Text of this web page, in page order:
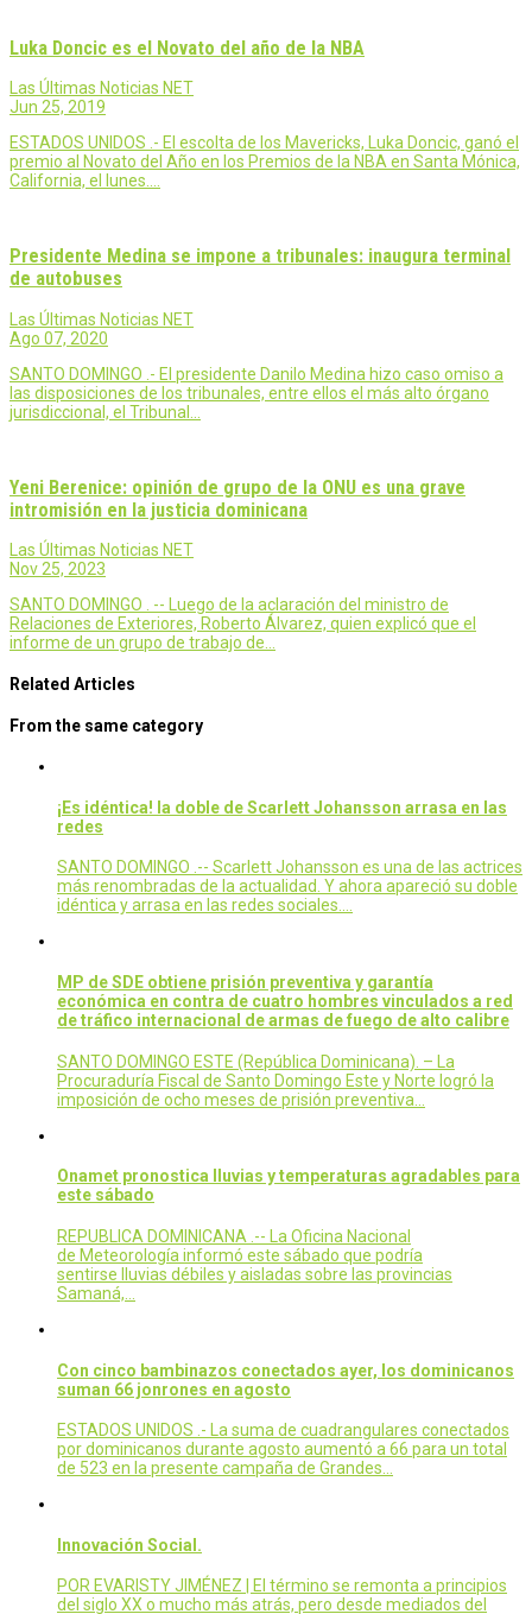
Luka Doncic es el Novato del año de la NBA
Las Últimas Noticias NET
Jun 25, 2019
ESTADOS UNIDOS .- El escolta de los Mavericks, Luka Doncic, ganó el
premio al Novato del Año en los Premios de la NBA en Santa Mónica,
California, el lunes.…
Presidente Medina se impone a tribunales: inaugura terminal
de autobuses
Las Últimas Noticias NET
Ago 07, 2020
SANTO DOMINGO .- El presidente Danilo Medina hizo caso omiso a
las disposiciones de los tribunales, entre ellos el más alto órgano
jurisdiccional, el Tribunal…
Yeni Berenice: opinión de grupo de la ONU es una grave
intromisión en la justicia dominicana
Las Últimas Noticias NET
Nov 25, 2023
SANTO DOMINGO . -- Luego de la aclaración del ministro de
Relaciones de Exteriores, Roberto Álvarez, quien explicó que el
informe de un grupo de trabajo de…
Related Articles
From the same category
¡Es idéntica! la doble de Scarlett Johansson arrasa en las
redes
SANTO DOMINGO .-- Scarlett Johansson es una de las actrices
más renombradas de la actualidad. Y ahora apareció su doble
idéntica y arrasa en las redes sociales.…
MP de SDE obtiene prisión preventiva y garantía
económica en contra de cuatro hombres vinculados a red
de tráfico internacional de armas de fuego de alto calibre
SANTO DOMINGO ESTE (República Dominicana). – La
Procuraduría Fiscal de Santo Domingo Este y Norte logró la
imposición de ocho meses de prisión preventiva…
Onamet pronostica lluvias y temperaturas agradables para
este sábado
REPUBLICA DOMINICANA .-- La Oficina Nacional
de Meteorología informó este sábado que podría
sentirse lluvias débiles y aisladas sobre las provincias
Samaná,…
Con cinco bambinazos conectados ayer, los dominicanos
suman 66 jonrones en agosto
ESTADOS UNIDOS .- La suma de cuadrangulares conectados
por dominicanos durante agosto aumentó a 66 para un total
de 523 en la presente campaña de Grandes…
Innovación Social.
POR EVARISTY JIMÉNEZ | El término se remonta a principios
del siglo XX o mucho más atrás, pero desde mediados del